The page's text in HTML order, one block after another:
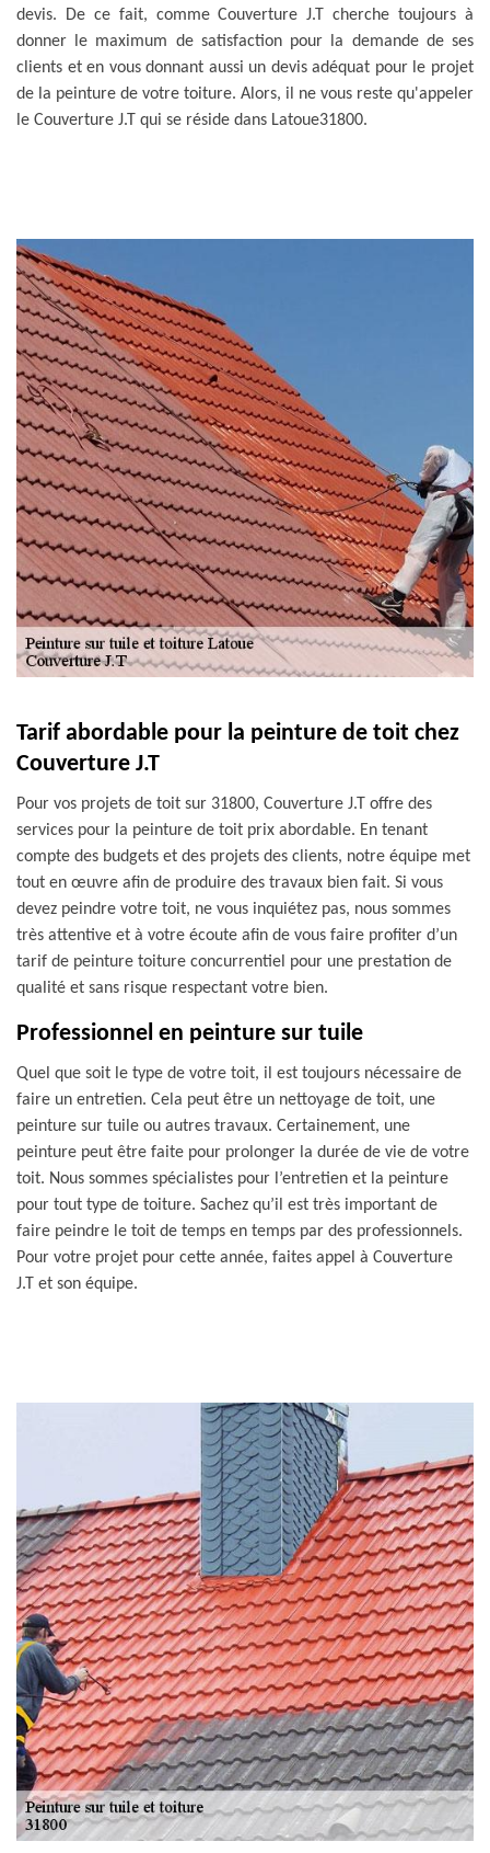
devis. De ce fait, comme Couverture J.T cherche toujours à
donner le maximum de satisfaction pour la demande de ses
clients et en vous donnant aussi un devis adéquat pour le projet
de la peinture de votre toiture. Alors, il ne vous reste qu'appeler
le Couverture J.T qui se réside dans Latoue31800.
Tarif abordable pour la peinture de toit chez
Couverture J.T
Pour vos projets de toit sur 31800, Couverture J.T offre des
services pour la peinture de toit prix abordable. En tenant
compte des budgets et des projets des clients, notre équipe met
tout en œuvre afin de produire des travaux bien fait. Si vous
devez peindre votre toit, ne vous inquiétez pas, nous sommes
très attentive et à votre écoute afin de vous faire profiter d’un
tarif de peinture toiture concurrentiel pour une prestation de
qualité et sans risque respectant votre bien.
Professionnel en peinture sur tuile
Quel que soit le type de votre toit, il est toujours nécessaire de
faire un entretien. Cela peut être un nettoyage de toit, une
peinture sur tuile ou autres travaux. Certainement, une
peinture peut être faite pour prolonger la durée de vie de votre
toit. Nous sommes spécialistes pour l’entretien et la peinture
pour tout type de toiture. Sachez qu’il est très important de
faire peindre le toit de temps en temps par des professionnels.
Pour votre projet pour cette année, faites appel à Couverture
J.T et son équipe.